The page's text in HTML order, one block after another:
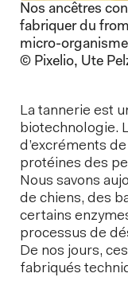
Nos ancêtres
fabriquer du
micro-
© Pixelio, Ute
La tannerie est
biotechnologie.
d’excréments
protéines des
Nous savons
de chiens, des
certains
processus de
De nos jours,
fabriqués